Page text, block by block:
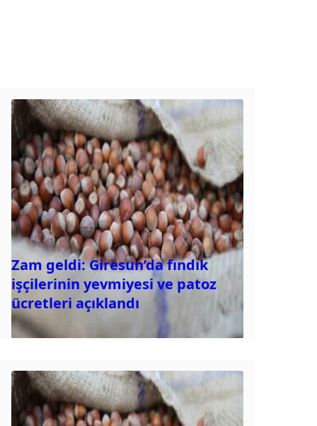
Zam geldi: Giresun’da fındık
işçilerinin yevmiyesi ve patoz
ücretleri açıklandı